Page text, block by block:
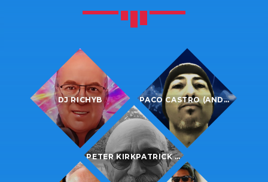
DJ RICHYB PACO CASTRO (ANDALUCIA)
PETER KIRKPATRICK BIO (ENGLAND)